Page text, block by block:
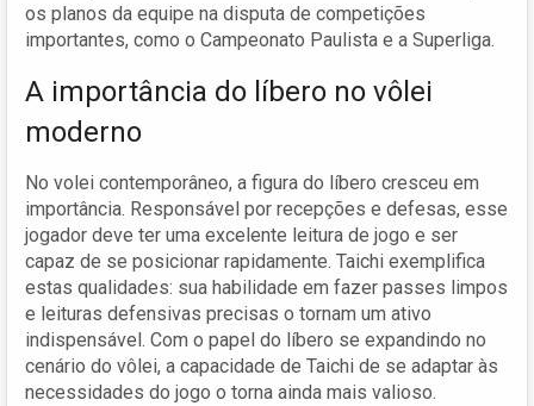
os planos da equipe na disputa de competições
importantes, como o Campeonato Paulista e a Superliga.
A importância do líbero no vôlei
moderno
No volei contemporâneo, a figura do líbero cresceu em
importância. Responsável por recepções e defesas, esse
jogador deve ter uma excelente leitura de jogo e ser
capaz de se posicionar rapidamente. Taichi exemplifica
estas qualidades: sua habilidade em fazer passes limpos
e leituras defensivas precisas o tornam um ativo
indispensável. Com o papel do líbero se expandindo no
cenário do vôlei, a capacidade de Taichi de se adaptar às
necessidades do jogo o torna ainda mais valioso.